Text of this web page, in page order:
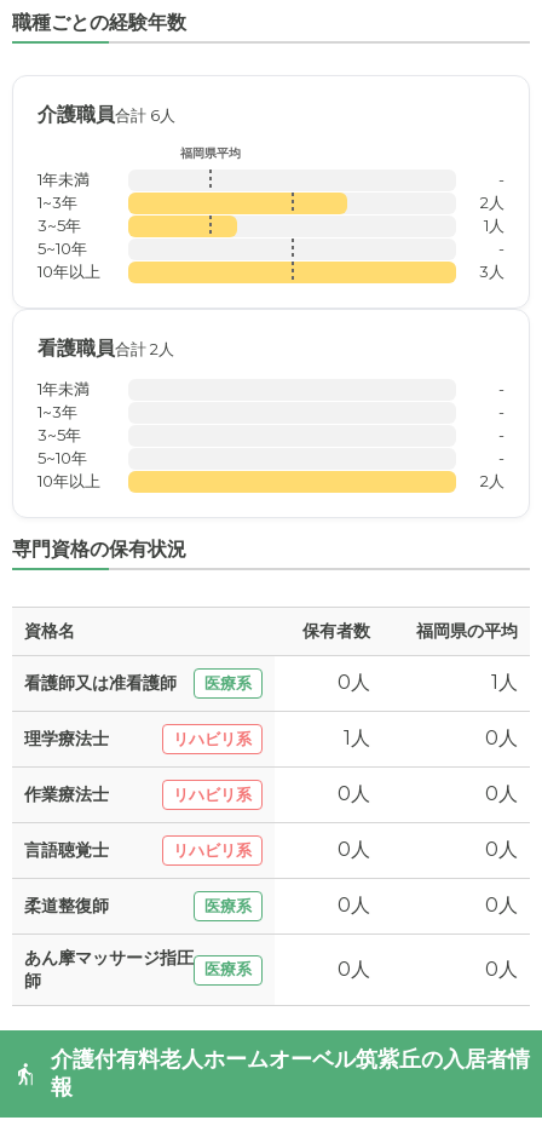
職種ごとの経験年数
介護職員合計 6人
福岡県平均
1年未満
-
1~3年
2人
3~5年
1人
5~10年
-
10年以上
3人
看護職員合計 2人
1年未満
-
1~3年
-
3~5年
-
5~10年
-
10年以上
2人
専門資格の保有状況
資格名 保有者数 福岡県の平均
看護師又は准看護師 医療系 0人 1人
理学療法士 リハビリ系 1人 0人
作業療法士 リハビリ系 0人 0人
言語聴覚士 リハビリ系 0人 0人
柔道整復師 医療系 0人 0人
あん摩マッサージ指圧
師
医療系 0人 0人
介護付有料老人ホームオーベル筑紫丘の入居者情
報